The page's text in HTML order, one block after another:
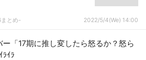
とめ- 2022/5/4(We) 14:00
ー「17期に推し変したら怒るか？怒ら
ｲﾗ